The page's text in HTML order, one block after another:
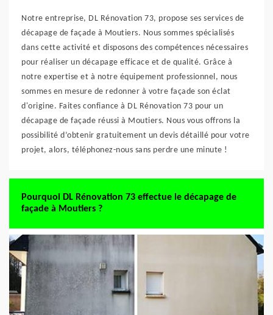
Notre entreprise, DL Rénovation 73, propose ses services de
décapage de façade à Moutiers. Nous sommes spécialisés
dans cette activité et disposons des compétences nécessaires
pour réaliser un décapage efficace et de qualité. Grâce à
notre expertise et à notre équipement professionnel, nous
sommes en mesure de redonner à votre façade son éclat
d'origine. Faites confiance à DL Rénovation 73 pour un
décapage de façade réussi à Moutiers. Nous vous offrons la
possibilité d’obtenir gratuitement un devis détaillé pour votre
projet, alors, téléphonez-nous sans perdre une minute !
Pourquoi DL Rénovation 73 effectue le décapage de
façade à Moutiers ?